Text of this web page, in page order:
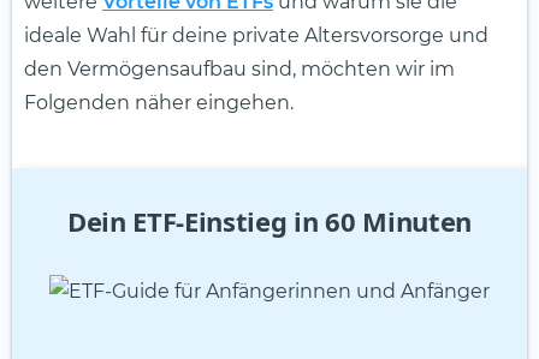
ideale Wahl für deine private Altersvorsorge und
den Vermögensaufbau sind, möchten wir im
Folgenden näher eingehen.
Dein ETF-Einstieg in 60 Minuten